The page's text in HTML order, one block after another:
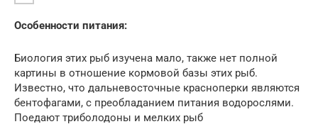
Особенности питания:
Биология этих рыб изучена мало, также нет полной
картины в отношение кормовой базы этих рыб.
Известно, что дальневосточные красноперки являются
бентофагами, с преобладанием питания водорослями.
Поедают триболодоны и мелких рыб